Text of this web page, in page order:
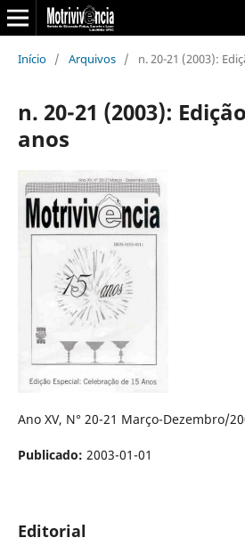
Início / Arquivos / n. 20-21 (2003):
n. 20-21 (2003):
anos
Ano XV, N° 20-21 Março-Dezembro/
Publicado: 2003-01-01
Editorial